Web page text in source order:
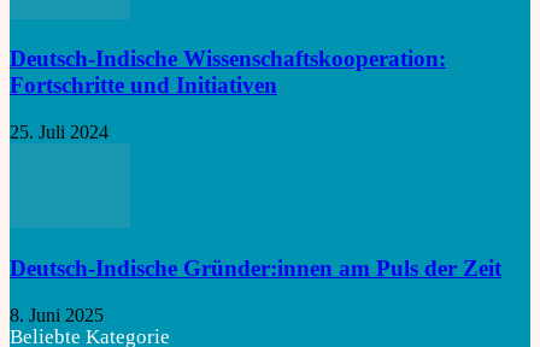
Deutsch-Indische Wissenschaftskooperation:
Fortschritte und Initiativen
25. Juli 2024
Deutsch-Indische Gründer:innen am Puls der Zeit
8. Juni 2025
Beliebte Kategorie